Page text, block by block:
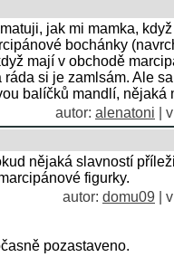
jak mi mamka,
bochánky
mají v obchodě
si je zamlsám. Ale
balíčků mandlí, nějaká
autor: alenatoni |
nějaká slavností
figurky.
autor: domu09 |
pozastaveno.